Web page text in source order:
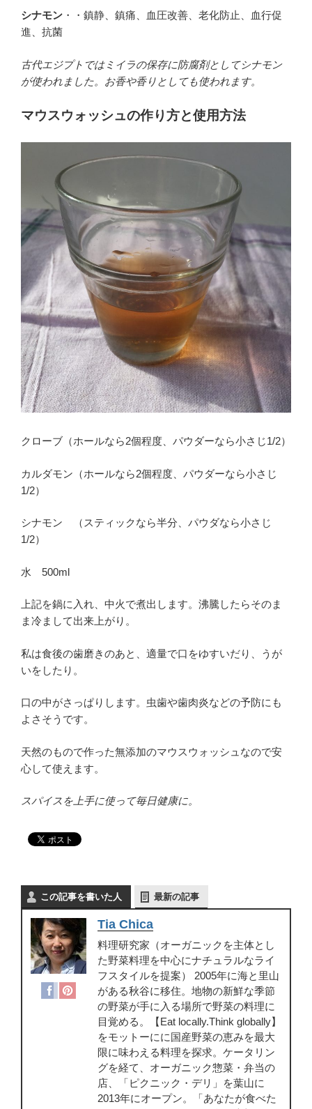
シナモン ・・鎮静、鎮痛、血圧改善、老化防止、血行促
進、抗菌
古代エジプトではミイラの保存に防腐剤としてシナモン
が使われました。お香や香りとしても使われます。
マウスウォッシュの作り方と使用方法
クローブ（ホールなら2個程度、パウダーなら小さじ1/2）
カルダモン（ホールなら2個程度、パウダーなら小さじ
1/2）
シナモン （スティックなら半分、パウダなら小さじ
1/2）
水 500ml
上記を鍋に入れ、中火で煮出します。沸騰したらそのま
ま冷まして出来上がり。
私は食後の歯磨きのあと、適量で口をゆすいだり、うが
いをしたり。
口の中がさっぱりします。虫歯や歯肉炎などの予防にも
よさそうです。
天然のもので作った無添加のマウスウォッシュなので安
心して使えます。
スパイスを上手に使って毎日健康に。
この記事を書いた人 最新の記事
Tia Chica
料理研究家（オーガニックを主体とし
た野菜料理を中心にナチュラルなライ
フスタイルを提案） 2005年に海と里山
がある秋谷に移住。地物の新鮮な季節
の野菜が手に入る場所で野菜の料理に
目覚める。【Eat locally.Think globally】
をモットーにに国産野菜の恵みを最大
限に味わえる料理を探求。ケータリン
グを経て、オーガニック惣菜・弁当の
店、「ピクニック・デリ」を葉山に
2013年にオープン。「あなたが食べた